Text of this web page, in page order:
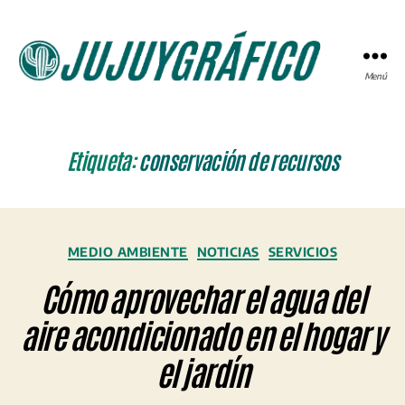
Menú
Etiqueta:conservación de recursos
Categorías
MEDIO AMBIENTE NOTICIAS SERVICIOS
Cómo aprovechar el agua del
aire acondicionado en el hogar y
el jardín